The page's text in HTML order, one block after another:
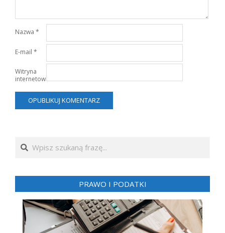
Nazwa *
E-mail *
Witryna
internetowa
Search
PRAWO I PODATKI